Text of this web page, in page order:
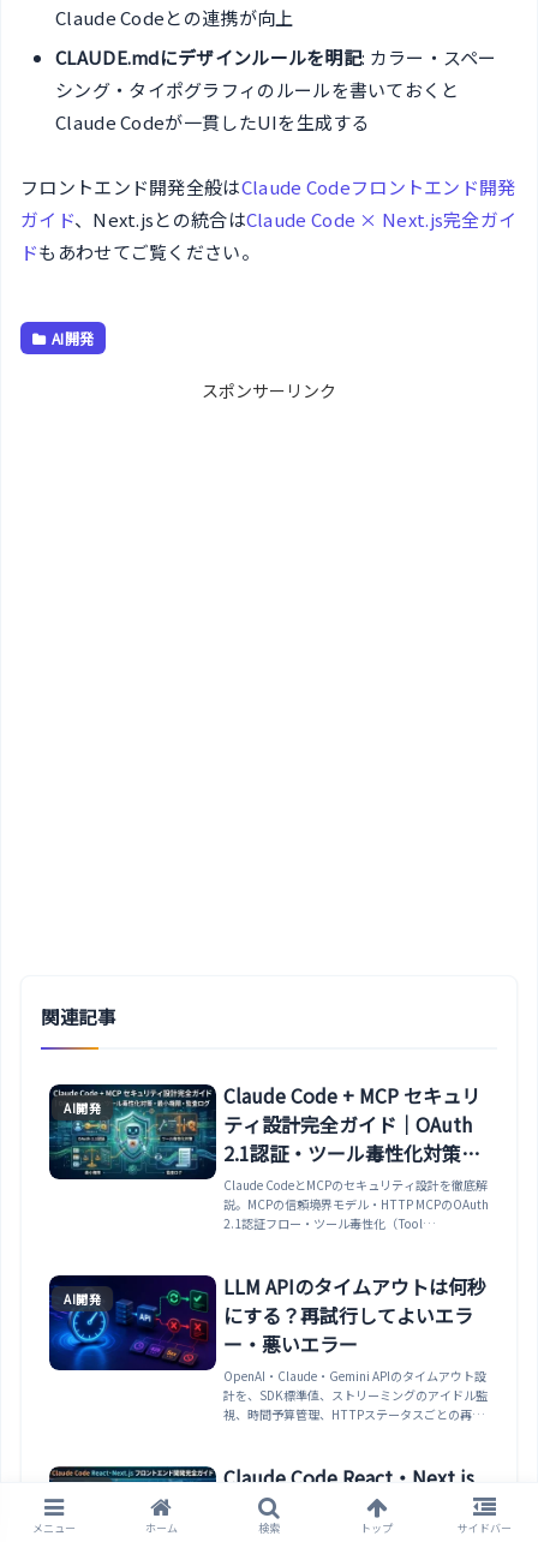
Claude Codeとの連携が向上
CLAUDE.mdにデザインルールを明記: カラー・スペー
シング・タイポグラフィのルールを書いておくと
Claude Codeが一貫したUIを生成する
フロントエンド開発全般はClaude Codeフロントエンド開発
ガイド、Next.jsとの統合はClaude Code × Next.js完全ガイ
ドもあわせてご覧ください。
AI開発
スポンサーリンク
関連記事
AI開発
Claude Code + MCP セキュリ
ティ設計完全ガイド｜OAuth
2.1認証・ツール毒性化対策・
最小権限・監査ログ
Claude CodeとMCPのセキュリティ設計を徹底解
説。MCPの信頼境界モデル・HTTP MCPのOAuth
2.1認証フロー・ツール毒性化（Tool
ススルー禁止・Ollama連携のセキュリティ注意
点・監査ログ実装まで実践的に解説します。
AI開発
LLM APIのタイムアウトは何秒
にする？再試行してよいエラ
ー・悪いエラー
OpenAI・Claude・Gemini APIのタイムアウト設
計を、SDK標準値、ストリーミングのアイドル監
視、時間予算管理、HTTPステータスごとの再試
Claude Code React・Next.js
フロントエンド開発完全ガイ
ド｜コンポーネント設計・
メニュー ホーム 検索 トップ サイドバー